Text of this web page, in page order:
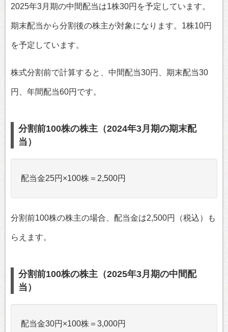
2025年3月期の中間配当は1株30円を予定しています。
期末配当から分割後の株主が対象になります。1株10円
を予定しています。
株式分割前で計算すると、中間配当30円、期末配当30
円、年間配当60円です。
分割前100株の株主（2024年3月期の期末配
当）
配当金25円×100株＝2,500円
分割前100株の株主の場合、配当金は2,500円（税込）も
らえます。
分割前100株の株主（2025年3月期の中間配
当）
配当金30円×100株＝3,000円